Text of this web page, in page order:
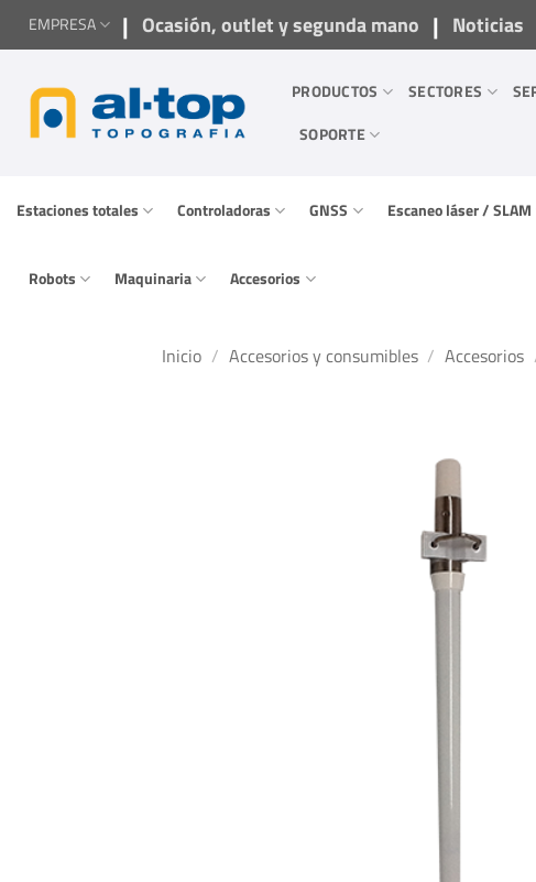
SaltarEMPRESA | Ocasión, outlet y segunda mano | Noticias
PRODUCTOS SECTORES
SOPORTE
Estaciones totales Controladoras GNSS Escaneo láser / SLAM
Robots Maquinaria Accesorios
Inicio / Accesorios y consumibles / Accesorios